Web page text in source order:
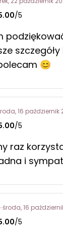
/5
😊
16 październik
/5
raz
i
środa, 16
/5